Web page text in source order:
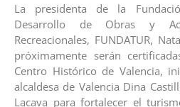
La presidenta de la
Desarrollo de Obras y
Recreacionales, FUNDATUR,
próximamente serán
Centro Histórico de Valencia,
alcaldesa de Valencia Dina
Lacava para fortalecer el